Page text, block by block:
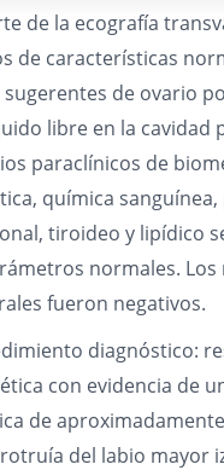
de la ecografía
de características
sugerentes de ovario
libre en la cavidad
paraclínicos de
química
tiroideo y lipídico
normales. Los
fueron negativos.
diagnóstico:
con evidencia de
de
del labio mayor